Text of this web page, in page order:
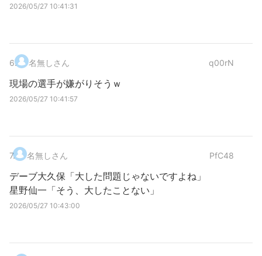
2026/05/27 10:41:31
6. 名無しさん q00rN
現場の選手が嫌がりそうｗ
2026/05/27 10:41:57
7. 名無しさん PfC48
デーブ大久保「大した問題じゃないですよね」
星野仙一「そう、大したことない」
2026/05/27 10:43:00